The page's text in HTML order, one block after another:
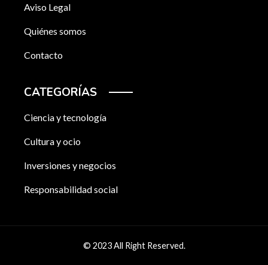
Aviso Legal
Quiénes somos
Contacto
CATEGORÍAS
Ciencia y tecnología
Cultura y ocio
Inversiones y negocios
Responsabilidad social
© 2023 All Right Reserved.